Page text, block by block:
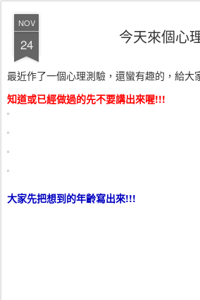
NOV
24 今天來個心
最近作了一個心理測驗，還蠻有趣的，給大
知道或已經做過的先不要講出來喔!!!
大家先把想到的年齡寫出來!!!